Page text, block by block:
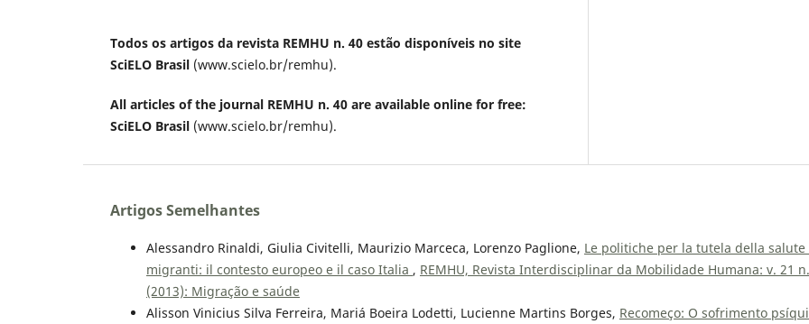
Todos os artigos da revista REMHU n. 40 estão disponíveis no site
SciELO Brasil (www.scielo.br/remhu).
All articles of the journal REMHU n. 40 are available online for free:
SciELO Brasil (www.scielo.br/remhu).
Artigos Semelhantes
Alessandro Rinaldi, Giulia Civitelli, Maurizio Marceca, Lorenzo Paglione, Le politiche per la tutela della salute
migranti: il contesto europeo e il caso Italia , REMHU, Revista Interdisciplinar da Mobilidade Humana: v. 21
(2013): Migração e saúde
Alisson Vinicius Silva Ferreira, Mariá Boeira Lodetti, Lucienne Martins Borges, Recomeço: O sofrimento